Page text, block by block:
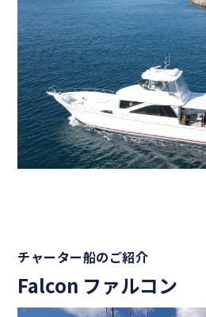
チャーター船のご紹介
Falcon ファルコン